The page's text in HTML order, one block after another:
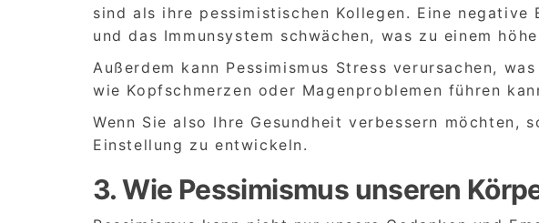
sind als ihre pessimistischen Kollegen. Eine negative
und das Immunsystem schwächen, was zu einem
Außerdem kann Pessimismus Stress verursachen,
wie Kopfschmerzen oder Magenproblemen führen
Wenn Sie also Ihre Gesundheit verbessern möchten,
Einstellung zu entwickeln.
3. Wie Pessimismus unseren